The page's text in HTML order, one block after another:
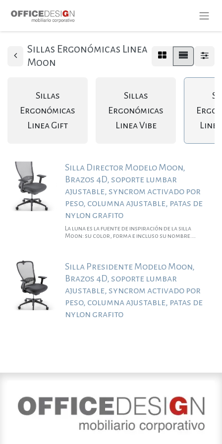
Sillas Ergonómicas Linea
Moon
Sillas
Ergonómicas
Linea Gift
Sillas
Ergonómicas
Linea Vibe
Silla Director Modelo Moon,
Brazos 4D, soporte lumbar
ajustable, syncrom activado por
peso, columna ajustable, patas de
nylon grafito
La luna es la fuente de inspiración de la silla
Moon: su color, forma e incluso su nombre.
garantizadas, con ajustes que se adaptan a la
alto rendimiento, bienestar y resultados
inspiradores.
Silla Presidente Modelo Moon,
Brazos 4D, soporte lumbar
ajustable, syncrom activado por
peso, columna ajustable, patas de
nylon grafito